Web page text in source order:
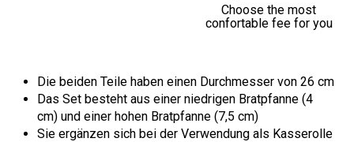
Choose the most
confortable fee for you
Die beiden Teile haben einen Durchmesser von 26 cm
Das Set besteht aus einer niedrigen Bratpfanne (4
cm) und einer hohen Bratpfanne (7,5 cm)
Sie ergänzen sich bei der Verwendung als Kasserolle